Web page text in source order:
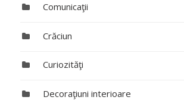
Comunicaţii
Crăciun
Curiozităţi
Decoraţiuni interioare